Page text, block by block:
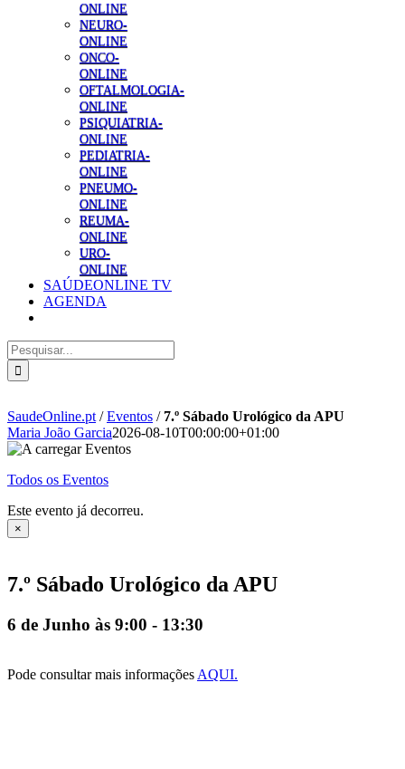
ONLINE
NEURO-
ONLINE
ONCO-
ONLINE
OFTALMOLOGIA-
ONLINE
PSIQUIATRIA-
ONLINE
PEDIATRIA-
ONLINE
PNEUMO-
ONLINE
REUMA-
ONLINE
URO-
ONLINE
SAÚDEONLINE TV
AGENDA
Pesquisar
SaudeOnline.pt /Eventos / 7.º Sábado Urológico da APU
Maria João Garcia2026-08-10T00:00:00+01:00
Todos os Eventos
Este evento já decorreu.
×
7.º Sábado Urológico da APU
6 de Junho às 9:00 - 13:30
Pode consultar mais informações AQUI.